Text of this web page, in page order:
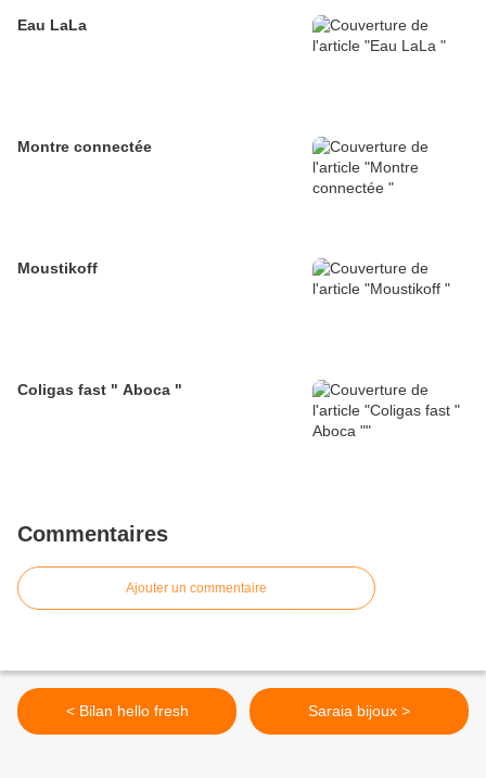
Eau LaLa
Montre connectée
Moustikoff
Coligas fast " Aboca "
Commentaires
Ajouter un commentaire
< Bilan hello fresh Saraia bijoux >